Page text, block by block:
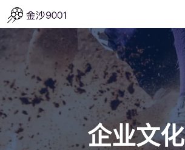
企业文化